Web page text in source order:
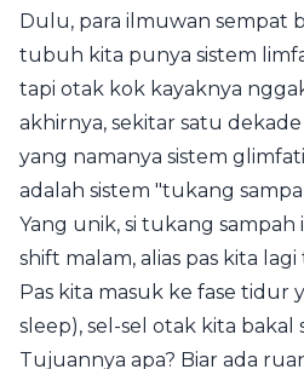
Dulu, para ilmuwan sempat
tubuh kita punya sistem
tapi otak kok kayaknya
akhirnya, sekitar satu
yang namanya sistem
adalah sistem "tukang
Yang unik, si tukang
shift malam, alias pas kita
Pas kita masuk ke fase tidur
sleep), sel-sel otak kita
Tujuannya apa? Biar ada